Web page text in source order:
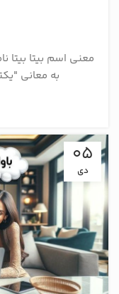
معنی اسم بیتا بیتا
به معانی
05
دی